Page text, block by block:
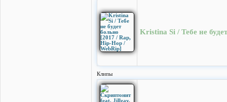
Kristina Si / Тебе не
Клипы